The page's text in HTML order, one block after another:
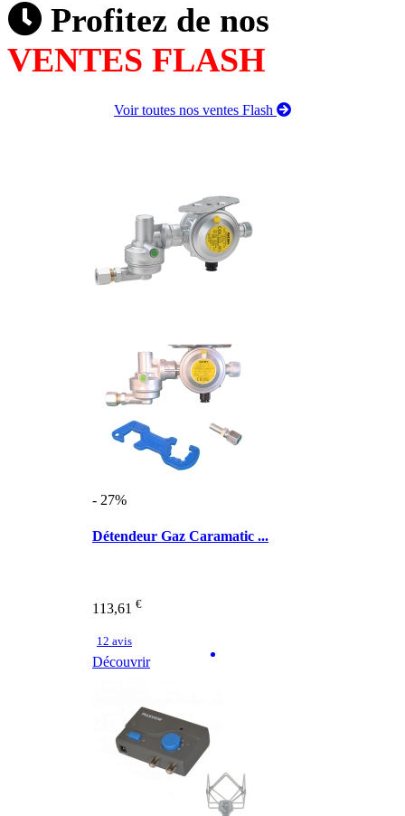
Profitez de nos
VENTES FLASH
Voir toutes nos ventes Flash
- 27%
Détendeur Gaz Caramatic ...
113,61 €
12 avis
Découvrir